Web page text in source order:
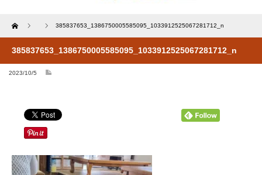
Home 385837653_1386750005585095_1033912525067281712_n
385837653_1386750005585095_1033912525067281712_n
2023/10/5